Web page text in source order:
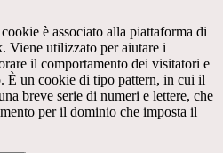
è associato alla piattaforma di
Viene utilizzato per aiutare i
il comportamento dei visitatori e
È un cookie di tipo pattern, in cui il
breve serie di numeri e lettere, che
per il dominio che imposta il